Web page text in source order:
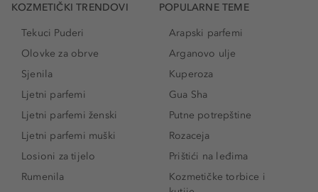
KOZMETIČKI TRENDOVI
Tekuci Puderi
Olovke za obrve
Sjenila
Ljetni parfemi
Ljetni parfemi ženski
Ljetni parfemi muški
Losioni za tijelo
Rumenila
POPULARNE TEME
Arapski parfemi
Arganovo ulje
Kuperoza
Gua Sha
Putne potrepštine
Rozaceja
Prištići na leđima
Kozmetičke torbice i